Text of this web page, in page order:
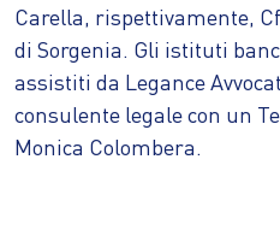
Carella, rispettivamente,
di Sorgenia. Gli istituti
assistiti da Legance
consulente legale con un
Monica Colombera.